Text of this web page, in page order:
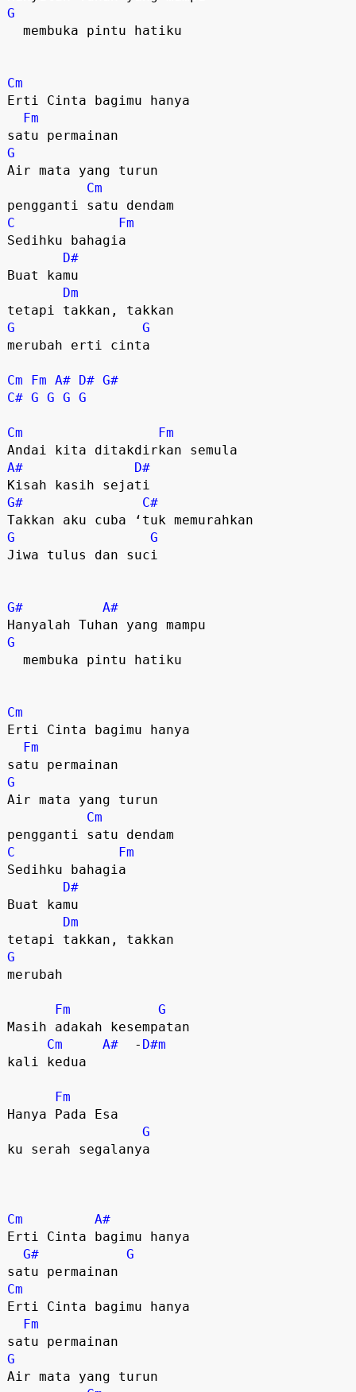
G
Cm
Erti Cinta bagimu hanya
Fm
G
Air mata yang turun
Cm
C
Fm
Sedihku bahagia
D#
Buat kamu
Dm
G
G
merubah erti cinta
Cm Fm A# D# G#
C# G G G G
Cm
Fm
A#
D#
G#
C#
G
G
Jiwa tulus dan suci
G#
A#
G
Cm
Erti Cinta bagimu hanya
Fm
G
Air mata yang turun
Cm
C
Fm
Sedihku bahagia
D#
Buat kamu
Dm
G
merubah
Fm
G
Masih adakah kesempatan
Cm
A#
  -
D#m
kali kedua
Fm
Hanya Pada Esa
G
ku serah segalanya
Cm
A#
Erti Cinta bagimu hanya
G#
G
Cm
Erti Cinta bagimu hanya
Fm
G
Air mata yang turun